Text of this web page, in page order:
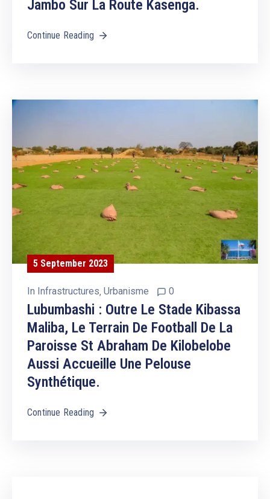
Jambo Sur La Route Kasenga.
Continue Reading
5 September 2023
In Infrastructures‚ Urbanisme 0
Lubumbashi : Outre Le Stade Kibassa
Maliba, Le Terrain De Football De La
Paroisse St Abraham De Kilobelobe
Aussi Accueille Une Pelouse
Synthétique.
Continue Reading